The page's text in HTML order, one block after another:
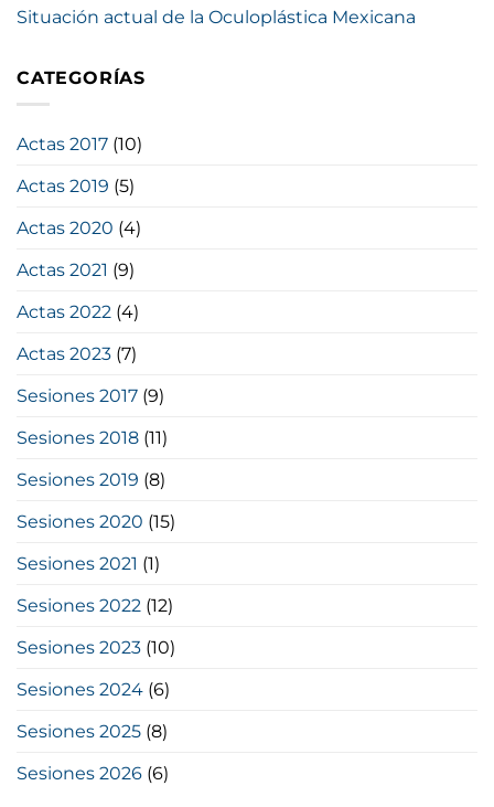
Situación actual de la Oculoplástica Mexicana
CATEGORÍAS
Actas 2017 (10)
Actas 2019 (5)
Actas 2020 (4)
Actas 2021 (9)
Actas 2022 (4)
Actas 2023 (7)
Sesiones 2017 (9)
Sesiones 2018 (11)
Sesiones 2019 (8)
Sesiones 2020 (15)
Sesiones 2021 (1)
Sesiones 2022 (12)
Sesiones 2023 (10)
Sesiones 2024 (6)
Sesiones 2025 (8)
Sesiones 2026 (6)